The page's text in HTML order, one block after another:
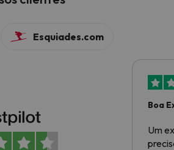
Esquiades.com
Boa
Um